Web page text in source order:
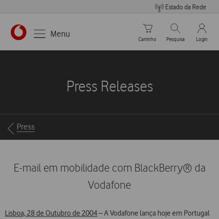
Estado da Rede
https://www.vodafone.pt
Menu
Carrinho de compras
Carrinho
Pesquisar
Pesquisa
My
Login
Press Releases
Breadcrumbs
Press
E-mail em mobilidade com BlackBerry® da
Vodafone
Lisboa, 28 de Outubro de 2004– A Vodafone lança hoje em Portugal